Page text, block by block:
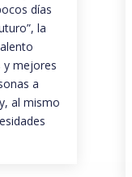
días
la
y mejores
a
al mismo